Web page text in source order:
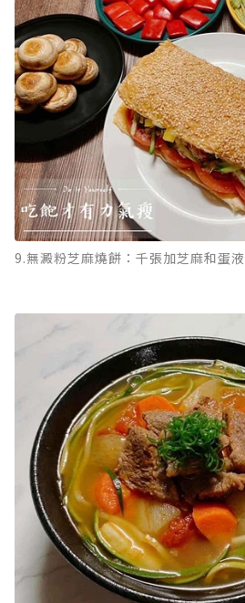
9.無澱粉芝麻燒餅：千張加芝麻和蛋液